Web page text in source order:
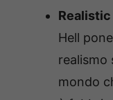
Hell
realismo
mondo